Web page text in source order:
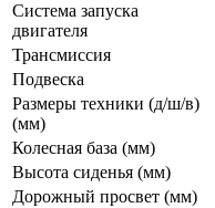
Система запуска
двигателя
Трансмиссия
Подвеска
Размеры техники (д/ш/в)
(мм)
Колесная база (мм)
Высота сиденья (мм)
Дорожный просвет (мм)